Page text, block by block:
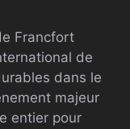
Francfort
de
dans le
majeur
entier pour